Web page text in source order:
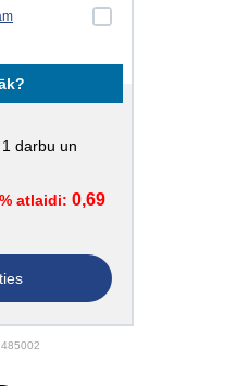
1 darbu un
atlaidi: 0,69
485002